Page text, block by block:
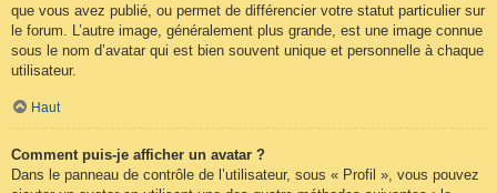
que vous avez publié, ou permet de différencier votre statut particulier sur
le forum. L’autre image, généralement plus grande, est une image connue
sous le nom d’avatar qui est bien souvent unique et personnelle à chaque
utilisateur.
Haut
Comment puis-je afficher un avatar ?
Dans le panneau de contrôle de l’utilisateur, sous « Profil », vous pouvez